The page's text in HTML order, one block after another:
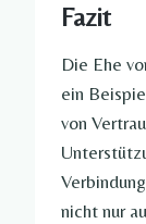
Fazit
Die Ehe
ein
von
nicht nur